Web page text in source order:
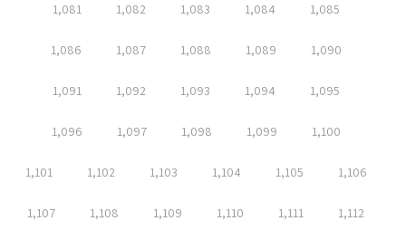
1,081 1,082 1,083 1,084 1,085
1,086 1,087 1,088 1,089 1,090
1,091 1,092 1,093 1,094 1,095
1,096 1,097 1,098 1,099 1,100
1,101 1,102 1,103 1,104 1,105 1,106
1,107 1,108 1,109 1,110 1,111 1,112